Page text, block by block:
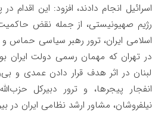
اسرائیل انجام دادند، افزود: این اقدام
رژیم صهیونیستی، از جمله نقض
اسلامی ایران، ترور رهبر سیاسی
در تهران که مهمان رسمی دولت ایران
لبنان در اثر هدف‌ قرار دادن عمدی و
انفجار پیجرها، و ترور دبیرکل
نیلفروشان، مشاور ارشد نظامی ایران در